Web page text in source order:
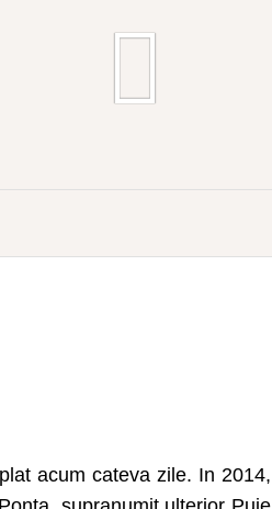
acum cateva zile. In 2014,